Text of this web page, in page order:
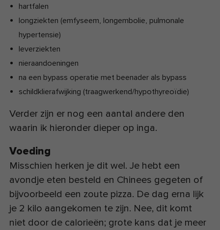
hartfalen
longziekten (emfyseem, longembolie, pulmonale
hypertensie)
leverziekten
nieraandoeningen
na een bypass operatie met beenader als bypass
schildklierafwijking (traagwerkend/hypothyreoïdie)
Verder zijn er nog een aantal andere den
waarin ik hieronder dieper op inga.
Voeding
Misschien herken je dit wel. Je hebt een
avondje eten besteld en Chinees gegeten of
bijvoorbeeld een zoute pizza. De dag erna lijk
je 2 kilo aangekomen te zijn. Nee, dit komt
niet door de calorieën; grote kans dat je meer